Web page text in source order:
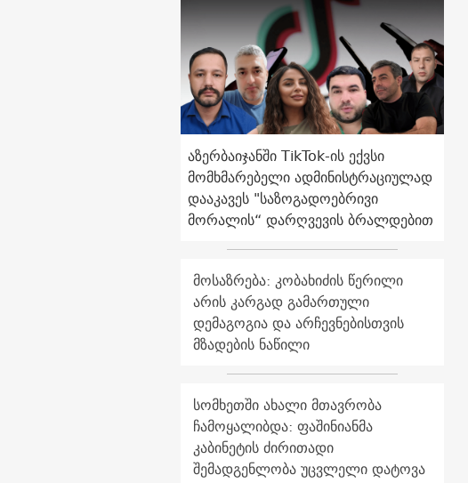
აზერბაიჯანში TikTok-ის ექვსი
მომხმარებელი ადმინისტრაციულად
დააკავეს "საზოგადოებრივი
მორალის“ დარღვევის ბრალდებით
მოსაზრება: კობახიძის წერილი
არის კარგად გამართული
დემაგოგია და არჩევნებისთვის
მზადების ნაწილი
სომხეთში ახალი მთავრობა
ჩამოყალიბდა: ფაშინიანმა
კაბინეტის ძირითადი
შემადგენლობა უცვლელი დატოვა